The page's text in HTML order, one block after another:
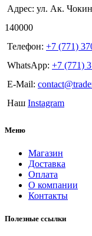
Адрес: ул. Ак.
140000
Телефон: +7 (771)
WhatsApp: +7 (771)
E-Mail:
Наш Instagram
Меню
Магазин
Доставка
Оплата
О компании
Контакты
Полезные ссылки